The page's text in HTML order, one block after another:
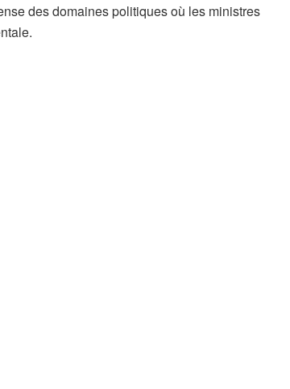
des domaines politiques où les ministres